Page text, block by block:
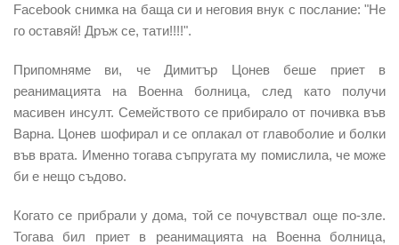
Facebook снимка на баща си и неговия внук с послание: "Не
го оставяй! Дръж се, тати!!!!".
Припомняме ви, че Димитър Цонев беше приет в
реанимацията на Военна болница, след като получи
масивен инсулт. Семейството се прибирало от почивка във
Варна. Цонев шофирал и се оплакал от главоболие и болки
във врата. Именно тогава съпругата му помислила, че може
би е нещо съдово.
Когато се прибрали у дома, той се почувствал още по-зле.
Тогава бил приет в реанимацията на Военна болница,